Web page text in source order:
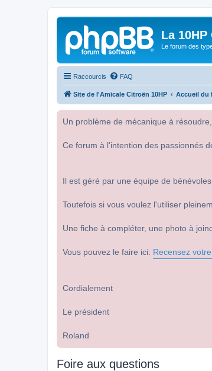
La
Le forum des
Raccourcis FAQ
Site de l'Amicale Citroën 10HP Accueil du
Un problème de mécanique à
Ce forum à l'intention des passionnés
Il est géré par une équipe de
Toutefois si vous voulez l'utiliser
Une fiche à compléter, une photo à
Vous pouvez le faire ici: Recensez
Cordialement
Le président
Roland
Foire aux questions